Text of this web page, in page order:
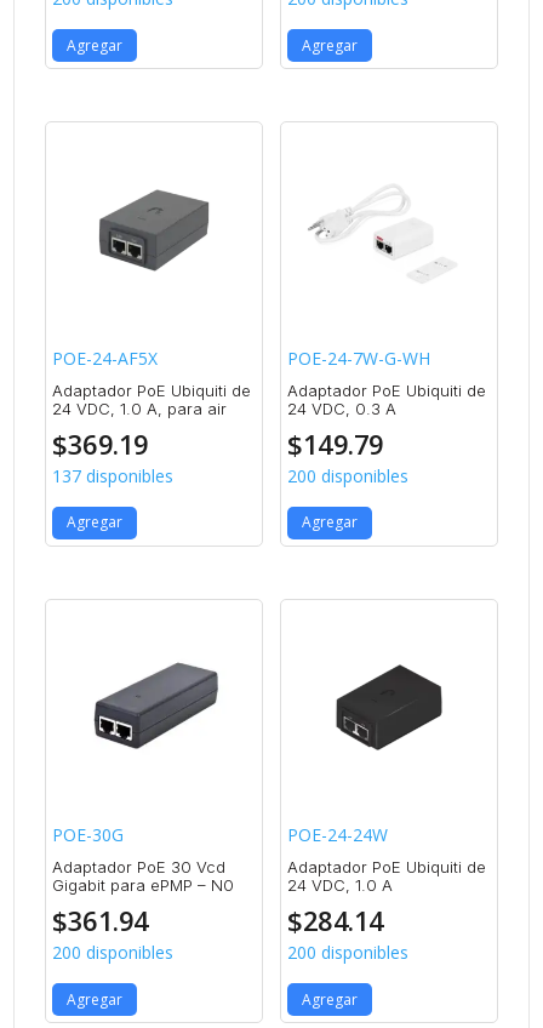
Agregar Agregar
POE-24-AF5X
Adaptador PoE Ubiquiti de
24 VDC, 1.0 A, para air
$369.19
137 disponibles
Agregar
POE-24-7W-G-WH
Adaptador PoE Ubiquiti de
24 VDC, 0.3 A
$149.79
200 disponibles
Agregar
POE-30G
Adaptador PoE 30 Vcd
Gigabit para ePMP – N0
$361.94
200 disponibles
Agregar
POE-24-24W
Adaptador PoE Ubiquiti de
24 VDC, 1.0 A
$284.14
200 disponibles
Agregar